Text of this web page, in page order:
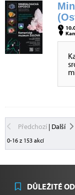
Předchozí| Další
0-16 z 153 akcí
DŮLEŽITÉ